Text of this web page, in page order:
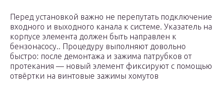
Перед установкой важно не перепутать подключение
входного и выходного канала к системе. Указатель на
корпусе элемента должен быть направлен к
бензонасосу.. Процедуру выполняют довольно
быстро: после демонтажа и зажима патрубков от
протекания — новый элемент фиксируют с помощью
отвёртки на винтовые зажимы хомутов